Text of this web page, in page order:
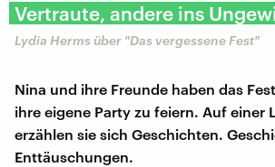
Vertraute, andere ins
Lydia Herms über "Das vergessene Fest"
Nina und ihre Freunde haben das
ihre eigene Party zu feiern. Auf einer
erzählen sie sich Geschichten.
Enttäuschungen.